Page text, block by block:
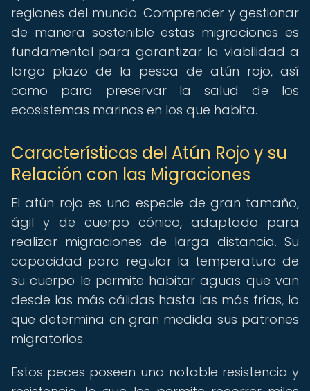
regiones del mundo. Comprender y gestionar
de manera sostenible estas migraciones es
fundamental para garantizar la viabilidad a
largo plazo de la pesca de atún rojo, así
como para preservar la salud de los
ecosistemas marinos en los que habita.
Características del Atún Rojo y su
Relación con las Migraciones
El atún rojo es una especie de gran tamaño,
ágil y de cuerpo cónico, adaptado para
realizar migraciones de larga distancia. Su
capacidad para regular la temperatura de
su cuerpo le permite habitar aguas que van
desde las más cálidas hasta las más frías, lo
que determina en gran medida sus patrones
migratorios.
Estos peces poseen una notable resistencia y